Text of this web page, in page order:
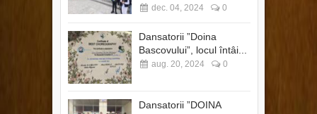
dec. 04, 2024 0
Dansatorii ”Doina
Bascovului”, locul întâi...
aug. 20, 2024 0
Dansatorii ”DOINA